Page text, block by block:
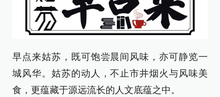
早点来姑苏，既可饱尝晨间风味，亦可静览一
城风华。姑苏的动人，不止市井烟火与风味美
食，更蕴藏于源远流长的人文底蕴之中。